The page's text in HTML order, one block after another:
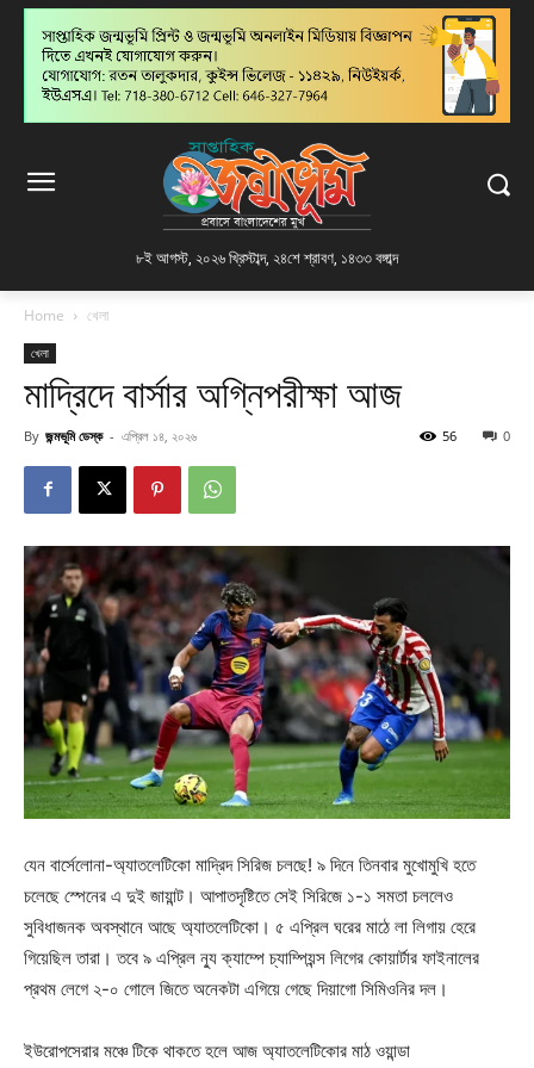
৮ই আগস্ট, ২০২৬ খ্রিস্টাব্দ, ২৪শে শ্রাবণ, ১৪৩৩ বঙ্গাব্দ
Home খেলা
খেলা
মাদ্রিদে বার্সার অগ্নিপরীক্ষা আজ
By জন্মভূমি ডেস্ক - এপ্রিল ১৪, ২০২৬ 0
56
যেন বার্সেলোনা-অ্যাতলেটিকো মাদ্রিদ সিরিজ চলছে! ৯ দিনে তিনবার মুখোমুখি হতে
চলেছে স্পেনের এ দুই জায়ান্ট। আপাতদৃষ্টিতে সেই সিরিজে ১-১ সমতা চললেও
সুবিধাজনক অবস্থানে আছে অ্যাতলেটিকো। ৫ এপ্রিল ঘরের মাঠে লা লিগায় হেরে
গিয়েছিল তারা। তবে ৯ এপ্রিল ন্যু ক্যাম্পে চ্যাম্পিয়ন্স লিগের কোয়ার্টার ফাইনালের
প্রথম লেগে ২-০ গোলে জিতে অনেকটা এগিয়ে গেছে দিয়াগো সিমিওনির দল।
ইউরোপসেরার মঞ্চে টিকে থাকতে হলে আজ অ্যাতলেটিকোর মাঠ ওয়ান্ডা